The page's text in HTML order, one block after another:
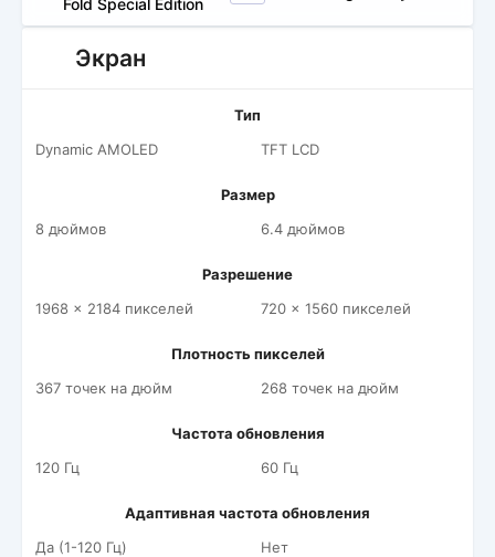
Fold Special Edition
Экран
Тип
Dynamic AMOLED
TFT LCD
Размер
8 дюймов
6.4 дюймов
Разрешение
1968 x 2184 пикселей
720 x 1560 пикселей
Плотность пикселей
367 точек на дюйм
268 точек на дюйм
Частота обновления
120 Гц
60 Гц
Адаптивная частота обновления
Да (1-120 Гц)
Нет